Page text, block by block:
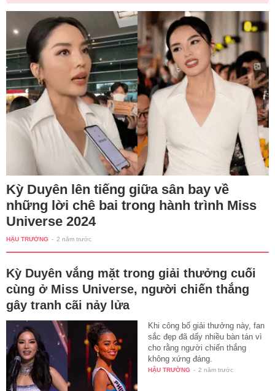
Kỳ Duyên lên tiếng giữa sân bay về
những lời chê bai trong hành trình Miss
Universe 2024
HẬU TRƯỜNG - 2 năm trước
Kỳ Duyên vắng mặt trong giải thưởng cuối
cùng ở Miss Universe, người chiến thắng
gây tranh cãi nảy lửa
Khi công bố giải thưởng này, fan
sắc đẹp đã dấy nhiều bàn tán vì
cho rằng người chiến thắng
không xứng đáng.
HẬU TRƯỜNG - 2 năm trước